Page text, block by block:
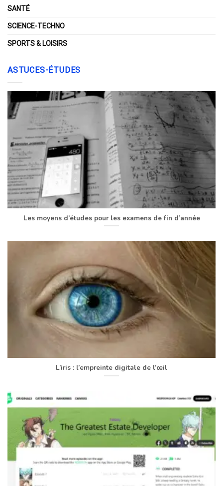
SANTÉ
SCIENCE-TECHNO
SPORTS & LOISIRS
ASTUCES-ÉTUDES
Les moyens d’études pour les examens de fin d’année
L’iris : l’empreinte digitale de l’œil